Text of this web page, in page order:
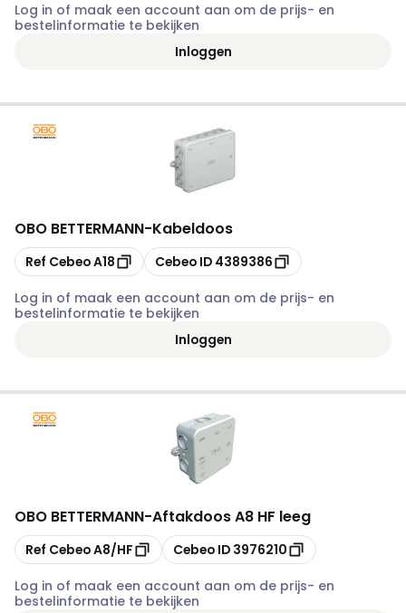
Log in of maak een account aan om de prijs- en
bestelinformatie te bekijken
Inloggen
OBO BETTERMANN-Kabeldoos
Kopiëren
Ref CebeoA18 Kopiëren
Cebeo ID 4389386
Log in of maak een account aan om de prijs- en
bestelinformatie te bekijken
Inloggen
OBO BETTERMANN-Aftakdoos A8 HF leeg
Kopiëren
Ref CebeoA8/HF Kopiëren
Cebeo ID 3976210
Log in of maak een account aan om de prijs- en
bestelinformatie te bekijken